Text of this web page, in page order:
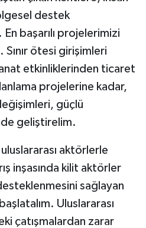
destek
En başarılı projelerimizi
Sınır ötesi girişimleri
etkinliklerinden ticaret
projelerine kadar,
güçlü
geliştirelim.
aktörlerle
inşasında kilit aktörler
sağlayan
Uluslararası
çatışmalardan zarar